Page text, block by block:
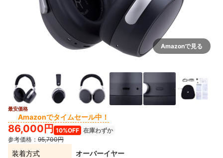
Amazonで見る
最安価格
Amazonでタイムセール中！
86,000円 10%OFF 在庫わずか
参考価格： 95,700円
装着方式 オーバーイヤー